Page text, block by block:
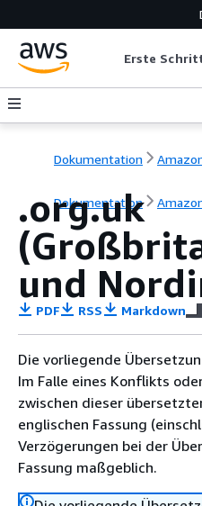
Erste
Dokumentation
Dokumentation
.org.uk
und
PDF RSS Markdown
Die vorliegende
Im Falle eines Konflikts
zwischen dieser
englischen Fassung
Verzögerungen bei der
Fassung maßgeblich.